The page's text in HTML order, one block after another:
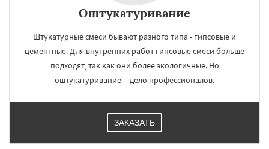
Оштукатуривание
Штукатурные смеси бывают разного типа - гипсовые и
цементные. Для внутренних работ гипсовые смеси больше
подходят, так как они более экологичные. Но
оштукатуривание -- дело профессионалов.
ЗАКАЗАТЬ